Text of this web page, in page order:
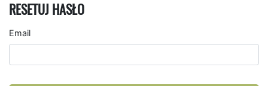
RESETUJ HASŁO
Email